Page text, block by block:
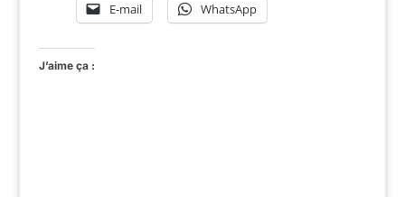
E-mail WhatsApp
J’aime ça :